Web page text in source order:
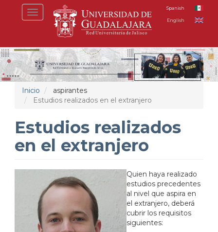
Toggle
navigation
Spanish
English
Inicio
aspirantes
Estudios realizados en el extranjero
Estudios realizados
en el extranjero
Quien haya realizado
estudios precedentes
al nivel que aspira en
el extranjero, deberá
cubrir los requisitos
siguientes: